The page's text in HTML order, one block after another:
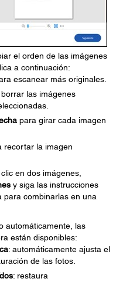
el orden de las imágenes
a continuación:
escanear más originales.
las imágenes
para girar cada imagen
recortar la imagen
en dos imágenes,
y siga las instrucciones
para combinarlas en una
automáticamente, las
están disponibles:
: automáticamente ajusta el
de las fotos.
: restaura